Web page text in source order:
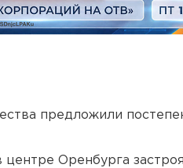
предложили
Оренбурга